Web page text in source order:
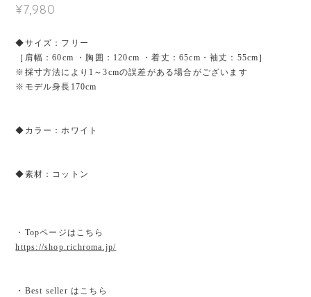
¥7,980
◆サイズ：フリー
［肩幅：60cm ・胸囲：120cm ・着丈：65cm・袖丈：55cm］
※採寸方法により1～3cmの誤差がある場合がございます
※モデル身長170cm
◆カラー：ホワイト
◆素材：コットン
・Topページはこちら
https://shop.richroma.jp/
・Best seller はこちら